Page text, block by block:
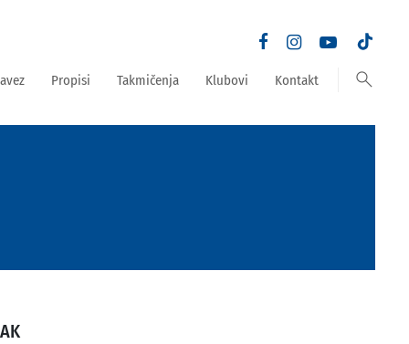
Propisi Takmičenja Klubovi Kontakt search